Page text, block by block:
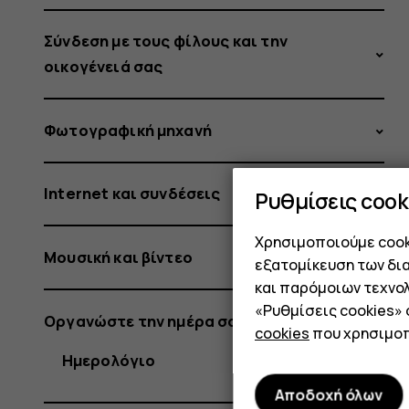
Σύνδεση με τους φίλους και την
οικογένειά σας
Φωτογραφική μηχανή
Internet και συνδέσεις
Μουσική και βίντεο
Οργανώστε την ημέρα σας
Ημερολόγιο
Ρυθμίσεις
Χρησιμοποιούμε
εξατομίκευση των
και παρόμοιων
«Ρυθμίσεις
cookies που
Αποδοχή όλων